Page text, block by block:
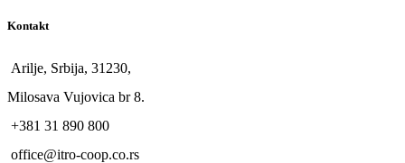
Kontakt
Arilje, Srbija, 31230,
Milosava Vujovica br 8.
+381 31 890 800
office@itro-coop.co.rs